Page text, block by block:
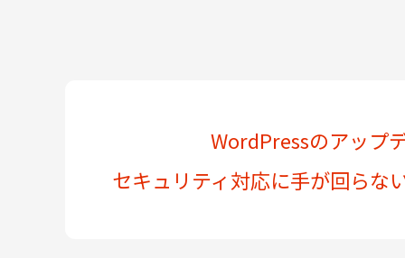
WordPressのアップ
セキュリティ対応に手が回らな